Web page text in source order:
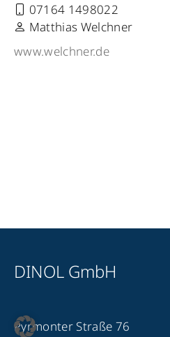
07164 1498022
Matthias Welchner
www.welchner.de
DINOL GmbH
Pyrmonter Straße 76